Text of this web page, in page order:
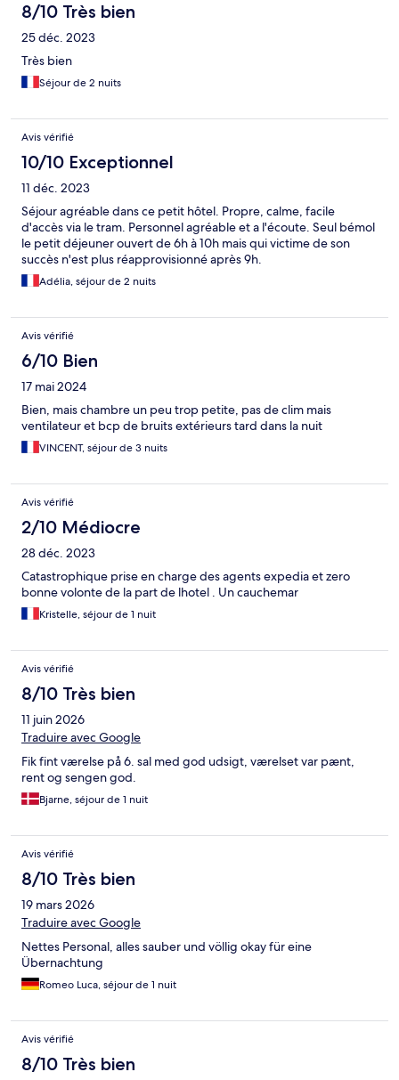
8/10 Très bien
25 déc. 2023
Très bien
Séjour de 2 nuits
Avis vérifié
10/10 Exceptionnel
11 déc. 2023
Séjour agréable dans ce petit hôtel. Propre, calme, facile
d'accès via le tram. Personnel agréable et a l'écoute. Seul bémol
le petit déjeuner ouvert de 6h à 10h mais qui victime de son
succès n'est plus réapprovisionné après 9h.
Adélia, séjour de 2 nuits
Avis vérifié
6/10 Bien
17 mai 2024
Bien, mais chambre un peu trop petite, pas de clim mais
ventilateur et bcp de bruits extérieurs tard dans la nuit
VINCENT, séjour de 3 nuits
Avis vérifié
2/10 Médiocre
28 déc. 2023
Catastrophique prise en charge des agents expedia et zero
bonne volonte de la part de lhotel . Un cauchemar
Kristelle, séjour de 1 nuit
Avis vérifié
8/10 Très bien
11 juin 2026
Traduire avec Google
Fik fint værelse på 6. sal med god udsigt, værelset var pænt,
rent og sengen god.
Bjarne, séjour de 1 nuit
Avis vérifié
8/10 Très bien
19 mars 2026
Traduire avec Google
Nettes Personal, alles sauber und völlig okay für eine
Übernachtung
Romeo Luca, séjour de 1 nuit
Avis vérifié
8/10 Très bien